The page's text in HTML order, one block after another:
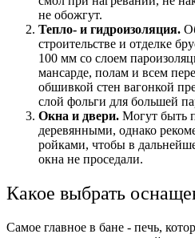
не обожгут.
Тепло- и гидроизоляция.
строительстве и отделке
100 мм со слоем
мансарде, полам и всем
обшивкой стен вагонкой
слой фольги для большей
Окна и двери. Могут быть
деревянными, однако
ройками, чтобы в
окна не проседали.
Какое выбрать
Самое главное в бане - печь,